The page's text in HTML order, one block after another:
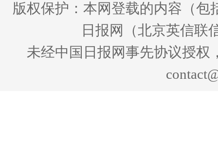
版权保护：本网登载的内容（
日报网（北京英信联
未经中国日报网事先协议授权